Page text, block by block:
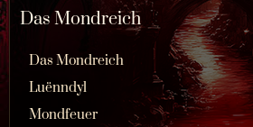
Das Mondreich
Das Mondreich
Luënndyl
Mondfeuer